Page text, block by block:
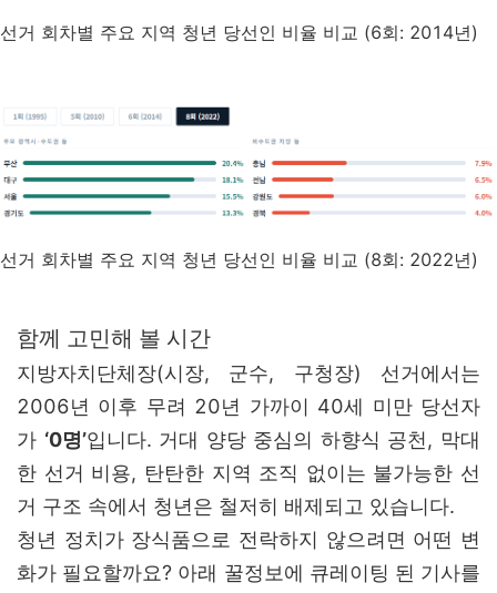
선거 회차별 주요 지역 청년 당선인 비율 비교 (6회: 2014년)
선거 회차별 주요 지역 청년 당선인 비율 비교 (8회: 2022년)
함께 고민해 볼 시간
지방자치단체장(시장, 군수, 구청장) 선거에서는
2006년 이후 무려 20년 가까이 40세 미만 당선자
가 ‘0명’입니다. 거대 양당 중심의 하향식 공천, 막대
한 선거 비용, 탄탄한 지역 조직 없이는 불가능한 선
거 구조 속에서 청년은 철저히 배제되고 있습니다.
청년 정치가 장식품으로 전락하지 않으려면 어떤 변
화가 필요할까요? 아래 꿀정보에 큐레이팅 된 기사를